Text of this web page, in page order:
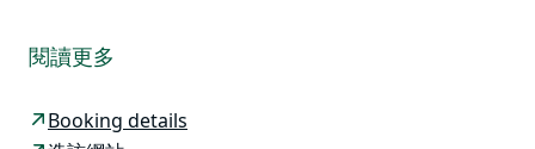
知識的個人和企業團隊。
康食譜和生活方式建議帶回家。您在其他地方找不到這樣
閱讀更多
Booking details